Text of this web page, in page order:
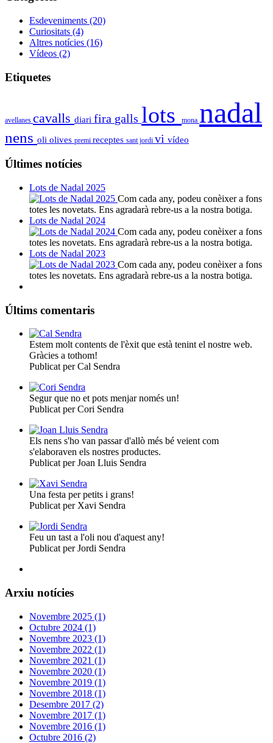
Esdeveniments (20)
Curiositats (4)
Altres notícies (16)
Vídeos (2)
Etiquetes
avellanes cavalls diari fira galls lots mona nadal
nens oli olives premi receptes sant jordi vi vídeo
Últimes notícies
Lots de Nadal 2025
Com cada any, podeu conèixer a fons
totes les novetats. Ens agradarà rebre-us a la nostra botiga.
Lots de Nadal 2024
Com cada any, podeu conèixer a fons
totes les novetats. Ens agradarà rebre-us a la nostra botiga.
Lots de Nadal 2023
Com cada any, podeu conèixer a fons
totes les novetats. Ens agradarà rebre-us a la nostra botiga.
Últims comentaris
Estem molt contents de l'èxit que està tenint el nostre web.
Gràcies a tothom!
Publicat per Cal Sendra
Segur que no et pots menjar només un!
Publicat per Cori Sendra
Els nens s'ho van passar d'allò més bé veient com
s'elaboraven els nostres productes.
Publicat per Joan Lluis Sendra
Una festa per petits i grans!
Publicat per Xavi Sendra
Feu un tast a l'oli nou d'aquest any!
Publicat per Jordi Sendra
Arxiu notícies
Novembre 2025 (1)
Octubre 2024 (1)
Novembre 2023 (1)
Novembre 2022 (1)
Novembre 2021 (1)
Novembre 2020 (1)
Novembre 2019 (1)
Novembre 2018 (1)
Desembre 2017 (2)
Novembre 2017 (1)
Novembre 2016 (1)
Octubre 2016 (2)